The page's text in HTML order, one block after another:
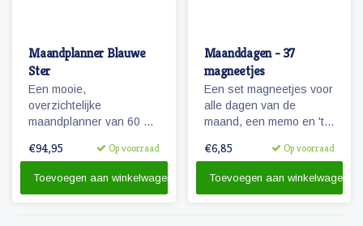
Maandplanner Blauwe
Ster
Een mooie,
overzichtelijke
maandplanner van 60 x
flexibel in te delen. Te
voor het gezin en/of voor
€94,95 Op voorraad
Toevoegen aan winkelwagen
Maanddagen - 37
magneetjes
Een set magneetjes voor
alle dagen van de
maand, een memo en 'te
extra getallen.
€6,85 Op voorraad
Toevoegen aan winkelwagen